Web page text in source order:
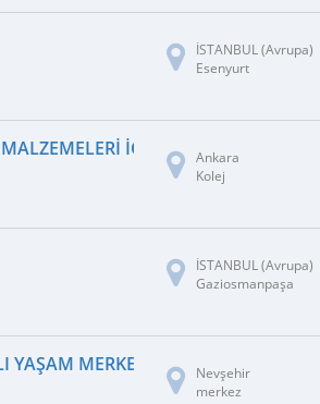
İSTANBUL (Avrupa)
Esenyurt
İÇ VE DIŞ TIC.LTD.ŞTI.
Ankara
Kolej
İSTANBUL (Avrupa)
Gaziosmanpaşa
MERKEZI
Nevşehir
merkez